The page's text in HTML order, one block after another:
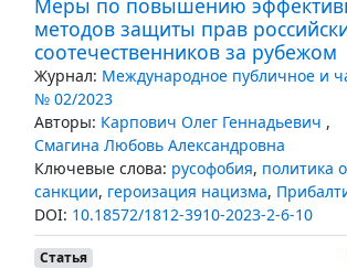
Меры по повышению
методов защиты прав
соотечественников за рубежом
Журнал: Международное публичное и
№ 02/2023
Авторы: Карпович Олег Геннадьевич ,
Смагина Любовь Александровна
Ключевые слова: русофобия, политика
санкции, героизация нацизма,
DOI: 10.18572/1812-3910-2023-2-6-10
Статья